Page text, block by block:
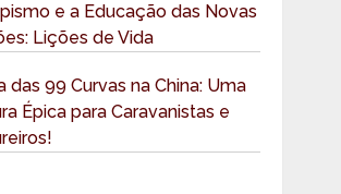
e a Educação das Novas
Lições de Vida
das 99 Curvas na China: Uma
Épica para Caravanistas e